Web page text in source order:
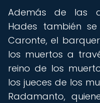
Además de las
Hades también
Caronte, el
los muertos a
reino de los
los jueces de los
Radamanto,